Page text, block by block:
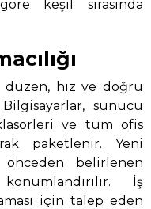
keşif sırasında
düzen, hız ve doğru
sunucu
ve tüm ofis
paketlenir. Yeni
önceden belirlenen
İş
için talep eden